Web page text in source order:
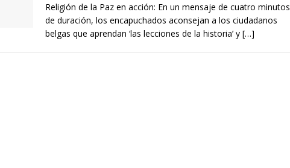
Religión de la Paz en acción: En un mensaje de cuatro minutos
de duración, los encapuchados aconsejan a los ciudadanos
belgas que aprendan ‘las lecciones de la historia’ y […]